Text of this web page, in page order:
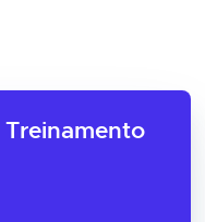
Treinamento